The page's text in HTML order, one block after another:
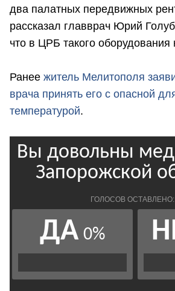
два палатных передвижных
рассказал главврач Юрий
что в ЦРБ такого
Ранее житель Мелитополя
врача принять его с опасной
температурой.